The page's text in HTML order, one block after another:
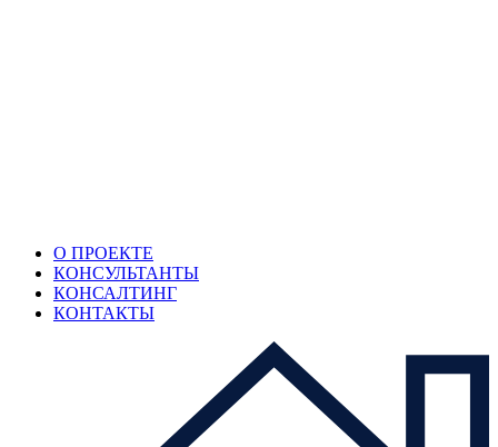
О ПРОЕКТЕ
КОНСУЛЬТАНТЫ
КОНСАЛТИНГ
КОНТАКТЫ